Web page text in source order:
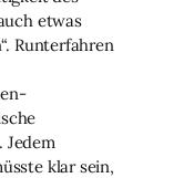
etwas
Runterfahren
Jedem
klar sein,